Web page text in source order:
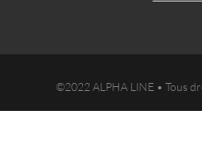
©2022 ALPHA LINE • Tous